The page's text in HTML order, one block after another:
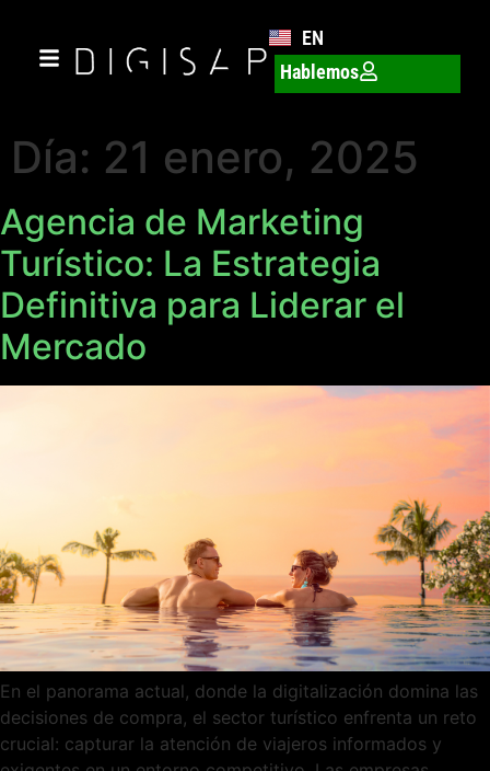
EN
Hablemos
Día: 21 enero, 2025
Agencia de Marketing
Turístico: La Estrategia
Definitiva para Liderar el
Mercado
En el panorama actual, donde la digitalización domina las
decisiones de compra, el sector turístico enfrenta un reto
crucial: capturar la atención de viajeros informados y